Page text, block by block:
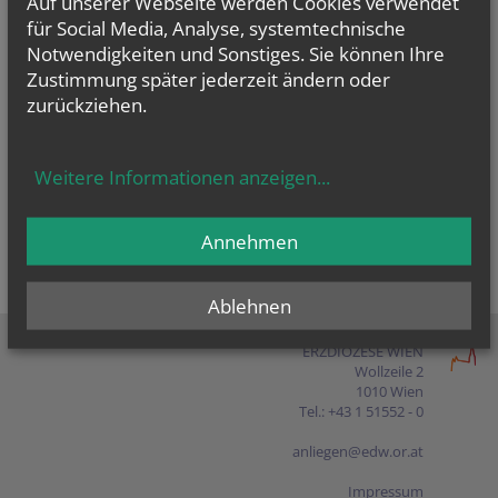
Presse
Shop
ERZDIÖZESE WIEN
Wollzeile 2
1010 Wien
Tel.: +43 1 51552 - 0
anliegen@edw.or.at
Impressum
für Social Media, Analyse, systemtechnische
Notwendigkeiten und Sonstiges. Sie können Ihre
Zustimmung später jederzeit ändern oder
zurückziehen.
Weitere Informationen anzeigen...
Ablehnen
Annehmen